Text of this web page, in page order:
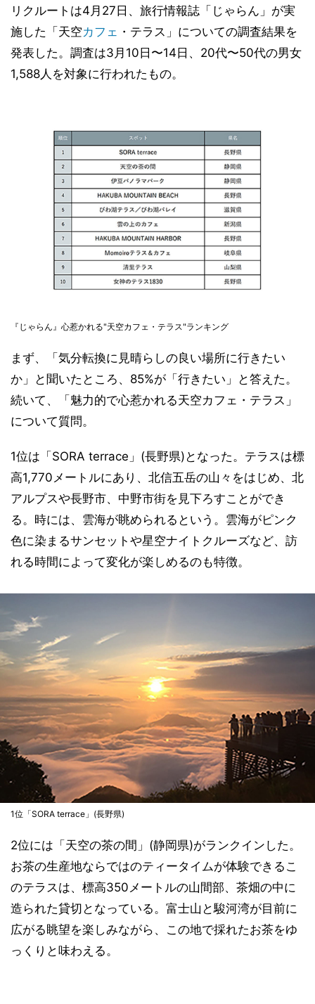
リクルートは4月27日、旅行情報誌「じゃらん」が実
施した「天空カフェ ・テラス」についての調査結果を
発表した。調査は3月10日〜14日、20代〜50代の男女
1,588人を対象に行われたもの。
『じゃらん』心惹かれる"天空カフェ・テラス"ランキング
まず、「気分転換に見晴らしの良い場所に行きたい
か」と聞いたところ、85%が「行きたい」と答えた。
続いて、「魅力的で心惹かれる天空カフェ・テラス」
について質問。
1位は「SORA terrace」(長野県)となった。テラスは標
高1,770メートルにあり、北信五岳の山々をはじめ、北
アルプスや長野市、中野市街を見下ろすことができ
る。時には、雲海が眺められるという。雲海がピンク
色に染まるサンセットや星空ナイトクルーズなど、訪
れる時間によって変化が楽しめるのも特徴。
1位「SORA terrace」(長野県)
2位には「天空の茶の間」(静岡県)がランクインした。
お茶の生産地ならではのティータイムが体験できるこ
のテラスは、標高350メートルの山間部、茶畑の中に
造られた貸切となっている。富士山と駿河湾が目前に
広がる眺望を楽しみながら、この地で採れたお茶をゆ
っくりと味わえる。